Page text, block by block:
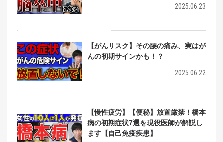
2025.06.23
【がんリスク】その腰の痛み、実はが
んの初期サインかも！？
2025.06.22
【慢性疲労】【便秘】放置厳禁！橋本
病の初期症状7選を現役医師が解説し
ます【自己免疫疾患】